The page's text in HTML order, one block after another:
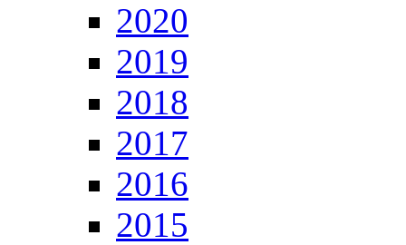
2020
2019
2018
2017
2016
2015